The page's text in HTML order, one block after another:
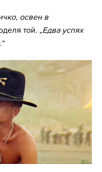
освен в
той. „Едва успях
“